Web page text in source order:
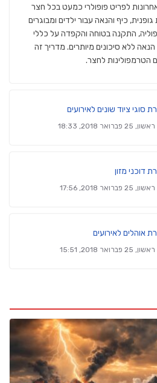
לפריט פופולרי כמעט בכל חצר
כיף והנאה עבור ילדים ומבוגרים
התקנה בטוחה והקפדה על כללי
ללא סיכונים מיותרים. מדריך זה
הטרמפולינות לחצר.
סוגי ציוד שונים לאירועים
25 פברואר 2018, 18:33
דוכני מזון
25 פברואר 2018, 17:56
אוהלים לאירועים
25 פברואר 2018, 15:51